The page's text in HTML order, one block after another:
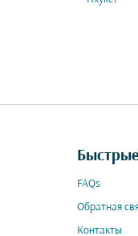
FAQs
Обратная
Контакты